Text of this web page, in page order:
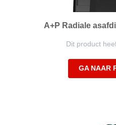
A+P Radiale
Dit product
GA NAAR